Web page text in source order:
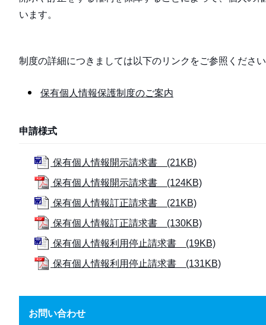
います。
制度の詳細につきましては以下のリンクをご参照くださ
保有個人情報保護制度のご案内
申請様式
保有個人情報開示請求書 (21KB)
保有個人情報開示請求書 (124KB)
保有個人情報訂正請求書 (21KB)
保有個人情報訂正請求書 (130KB)
保有個人情報利用停止請求書 (19KB)
保有個人情報利用停止請求書 (131KB)
お問い合わせ